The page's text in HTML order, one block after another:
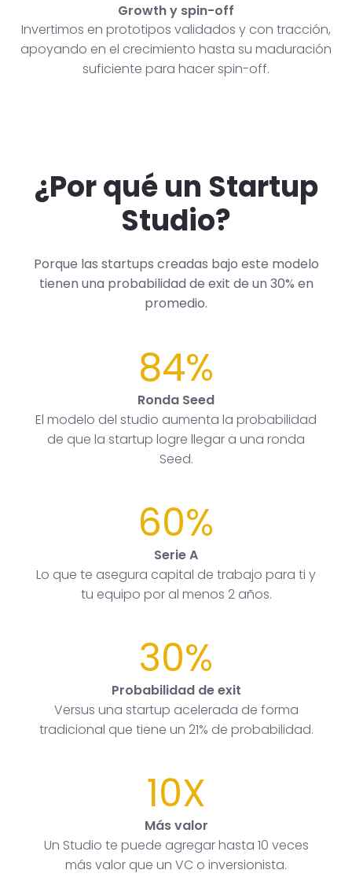
Growth y spin-off
Invertimos en prototipos validados y con tracción,
apoyando en el crecimiento hasta su maduración
suficiente para hacer spin-off.
¿Por qué un Startup
Studio?
Porque las startups creadas bajo este modelo
tienen una probabilidad de exit de un 30% en
promedio.
84%
Ronda Seed
El modelo del studio aumenta la probabilidad
de que la startup logre llegar a una ronda
Seed.
60%
Serie A
Lo que te asegura capital de trabajo para ti y
tu equipo por al menos 2 años.
30%
Probabilidad de exit
Versus una startup acelerada de forma
tradicional que tiene un 21% de probabilidad.
10X
Más valor
Un Studio te puede agregar hasta 10 veces
más valor que un VC o inversionista.